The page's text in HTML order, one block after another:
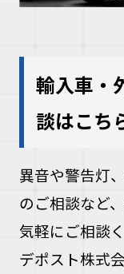
輸入車・
談はこち
異音や警告灯
のご相談など
気軽にご相談
デポスト株式